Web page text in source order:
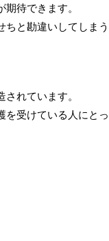
待できます。
と勘違いしてしまう
れています。
を受けている人にとっ